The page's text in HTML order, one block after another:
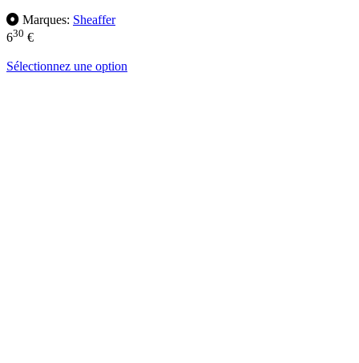
Marques: Sheaffer
630 €
Sélectionnez une option